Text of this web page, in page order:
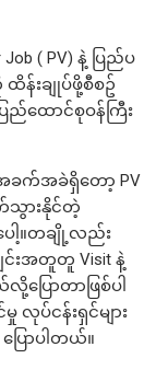
( PV) နဲ့ ပြည်ပ
န်းချုပ်ဖို့စီစဥ်
ည်ထောင်စုဝန်ကြီး
ခက်အခဲရှိတော့ PV
သွားနိုင်တဲ့
ါ့။တချို့လည်း
င်းအတူတူ Visit နဲ့
ြောတာဖြစ်ပါ
ပ်ငန်းရှင်များ
ောပါတယ်။